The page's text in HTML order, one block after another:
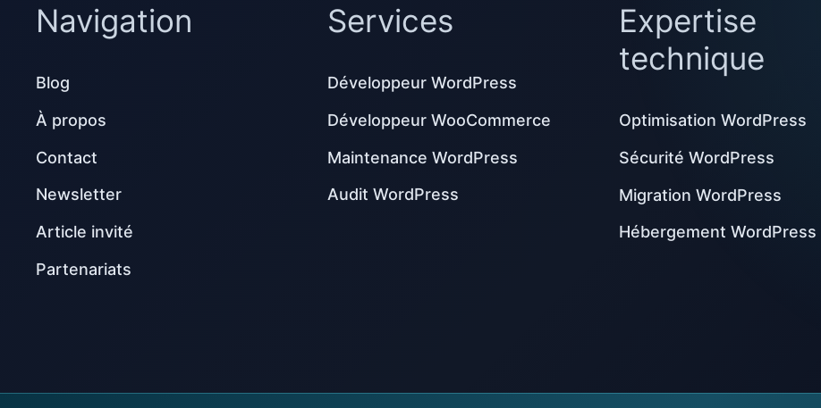
Navigation
Blog
À propos
Contact
Newsletter
Article invité
Partenariats
Services
Développeur WordPress
Développeur WooCommerce
Maintenance WordPress
Audit WordPress
Expertise
technique
Optimisation WordPress
Sécurité WordPress
Migration WordPress
Hébergement WordPress